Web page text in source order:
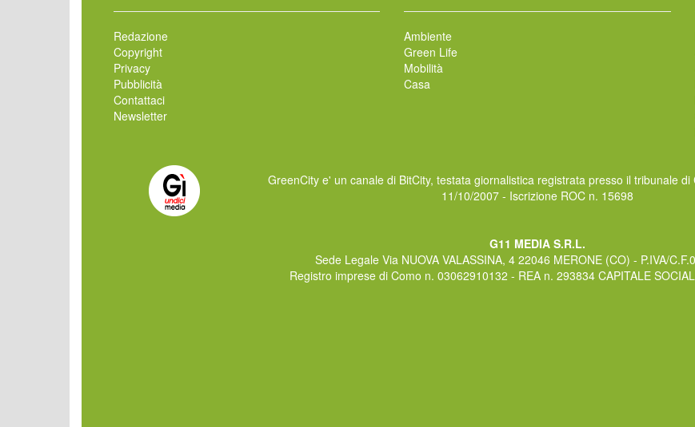
Redazione
Copyright
Privacy
Pubblicità
Contattaci
Newsletter
Ambiente
Green Life
Mobilità
Casa
GreenCity e' un canale di BitCity, testata giornalistica registrata presso il tribunale
11/10/2007 - Iscrizione ROC n. 15698
G11 MEDIA S.R.L.
Sede Legale Via NUOVA VALASSINA, 4 22046 MERONE (CO) - P.IVA/
Registro imprese di Como n. 03062910132 - REA n. 293834 CAPITALE